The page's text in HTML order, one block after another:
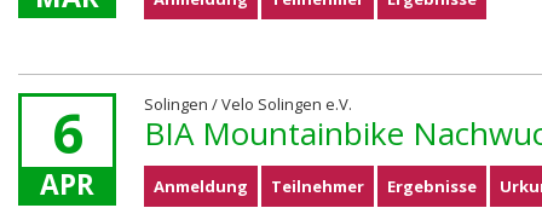
6
APR
Solingen / Velo Solingen e.V.
BIA Mountainbike
Anmeldung Teilnehmer Ergebnisse